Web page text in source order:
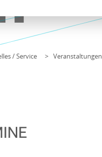
/ Service Veranstaltungen